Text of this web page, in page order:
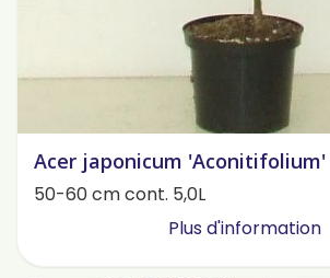
Acer japonicum 'Aconitifolium'
50-60 cm cont. 5,0L
Plus d'information